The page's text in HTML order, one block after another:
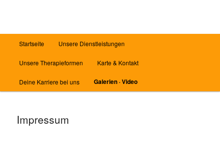
Startseite Unsere Dienstleistungen
Unsere Therapieformen Karte & Kontakt
Deine Karriere bei uns Galerien · Video
Impressum